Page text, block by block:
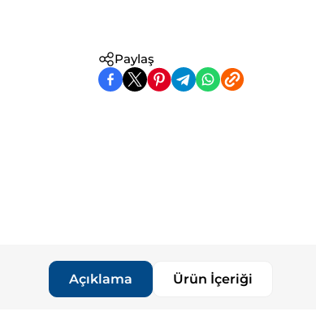
Paylaş
Açıklama Ürün İçeriği